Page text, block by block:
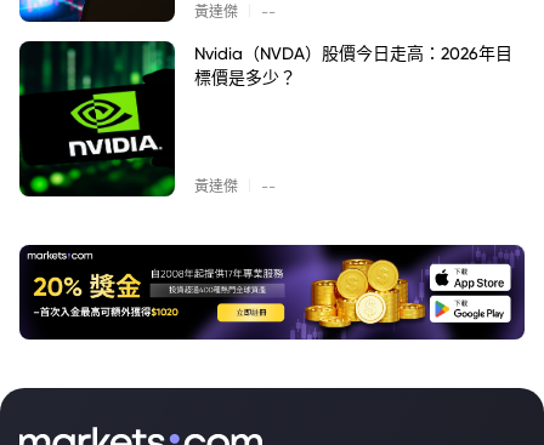
黃達傑 --
Nvidia（NVDA）股價今日走高：2026年目
標價是多少？
黃達傑 --